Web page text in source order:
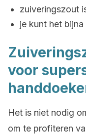
zuiveringszout
je kunt het
voor
Het is niet nodig
om te profiteren